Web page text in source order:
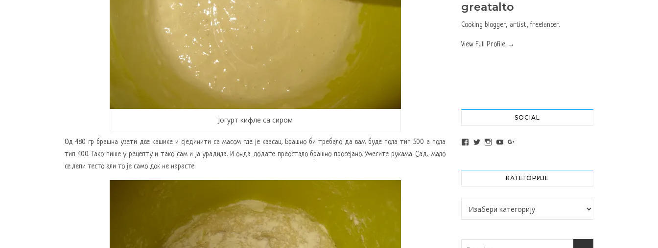
Јогурт кифле са сиром
Од 480 гр брашна узети две кашике и сјединити са масом где је квасац. Брашно би требало да вам буде пола тип 500 а пола
тип 400. Тако пише у рецепту и тако сам и ја урадила. И онда додате преостало брашно просејано. Умесите рукама. Сад, мало
се лепи тесто али то је само док не нарасте.
greatalto
Cooking blogger, artist, freelancer.
View Full Profile →
SOCIAL
View altochef’s profile on Facebook
View jovancica73’s profile on Twitter
View jovancica73’s profile on Instagram
View jovancica73’s profile on YouTube
КАТЕГОРИЈЕ
Категорије